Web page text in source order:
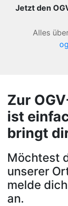
Jetzt den
Alles
Zur
ist
bringt
Möchtest
unserer
melde
an.